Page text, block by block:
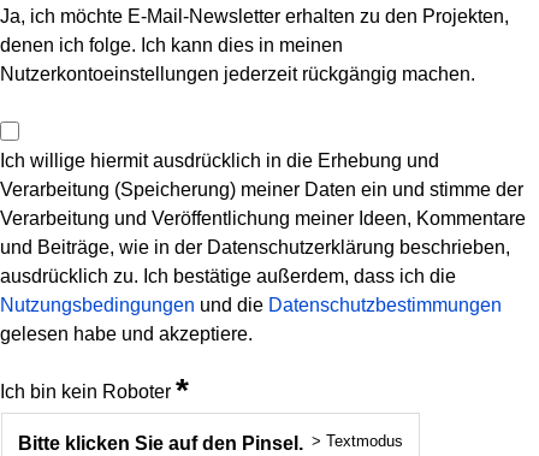
Ja, ich möchte E-Mail-Newsletter erhalten zu den Projekten,
denen ich folge. Ich kann dies in meinen
Nutzerkontoeinstellungen jederzeit rückgängig machen.
Ich willige hiermit ausdrücklich in die Erhebung und
Verarbeitung (Speicherung) meiner Daten ein und stimme der
Verarbeitung und Veröffentlichung meiner Ideen, Kommentare
und Beiträge, wie in der Datenschutzerklärung beschrieben,
ausdrücklich zu. Ich bestätige außerdem, dass ich die
Nutzungsbedingungen und die Datenschutzbestimmungen
gelesen habe und akzeptiere.
Ich bin kein Roboter *
Bitte klicken Sie auf den Pinsel. > Textmodus